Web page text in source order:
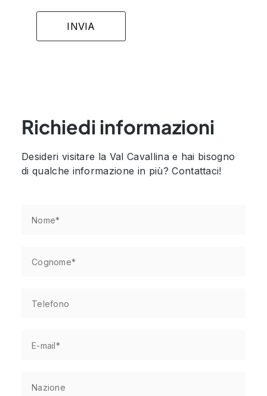
Richiedi informazioni
Desideri visitare la Val Cavallina e hai bisogno
di qualche informazione in più? Contattaci!